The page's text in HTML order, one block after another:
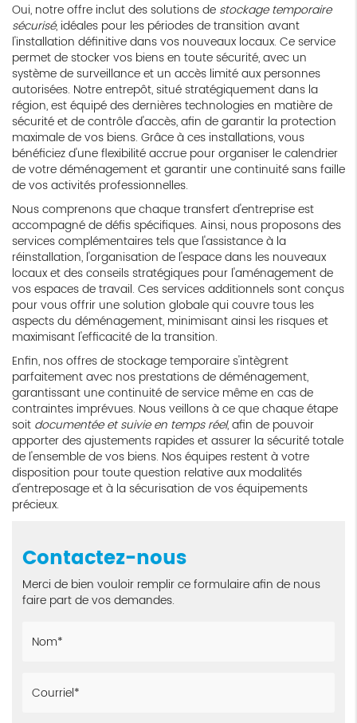
Oui, notre offre inclut des solutions de stockage temporaire
sécurisé, idéales pour les périodes de transition avant
l'installation définitive dans vos nouveaux locaux. Ce service
permet de stocker vos biens en toute sécurité, avec un
système de surveillance et un accès limité aux personnes
autorisées. Notre entrepôt, situé stratégiquement dans la
région, est équipé des dernières technologies en matière de
sécurité et de contrôle d'accès, afin de garantir la protection
maximale de vos biens. Grâce à ces installations, vous
bénéficiez d'une flexibilité accrue pour organiser le calendrier
de votre déménagement et garantir une continuité sans faille
de vos activités professionnelles.
Nous comprenons que chaque transfert d'entreprise est
accompagné de défis spécifiques. Ainsi, nous proposons des
services complémentaires tels que l'assistance à la
réinstallation, l'organisation de l'espace dans les nouveaux
locaux et des conseils stratégiques pour l'aménagement de
vos espaces de travail. Ces services additionnels sont conçus
pour vous offrir une solution globale qui couvre tous les
aspects du déménagement, minimisant ainsi les risques et
maximisant l'efficacité de la transition.
Enfin, nos offres de stockage temporaire s'intègrent
parfaitement avec nos prestations de déménagement,
garantissant une continuité de service même en cas de
contraintes imprévues. Nous veillons à ce que chaque étape
soit documentée et suivie en temps réel, afin de pouvoir
apporter des ajustements rapides et assurer la sécurité totale
de l'ensemble de vos biens. Nos équipes restent à votre
disposition pour toute question relative aux modalités
d'entreposage et à la sécurisation de vos équipements
précieux.
Contactez-nous
Merci de bien vouloir remplir ce formulaire afin de nous
faire part de vos demandes.